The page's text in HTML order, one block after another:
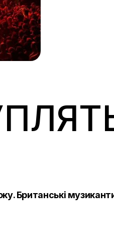
Британські